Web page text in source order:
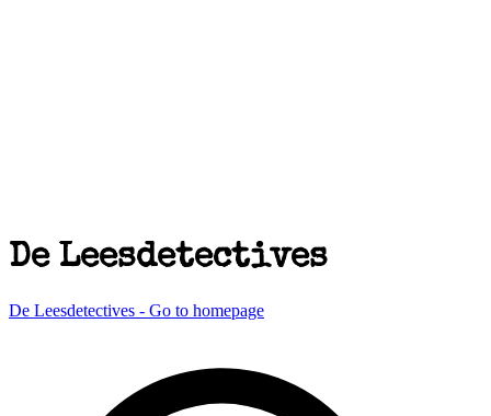
De Leesdetectives
De Leesdetectives - Go to homepage